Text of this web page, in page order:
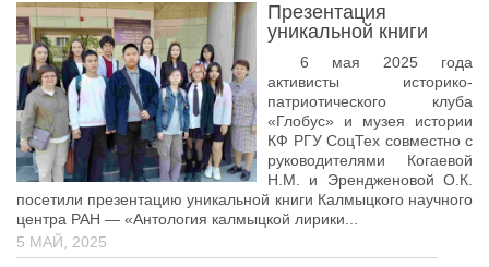
Презентация
уникальной книги
6 мая 2025 года
активисты историко-
патриотического клуба
«Глобус» и музея истории
КФ РГУ СоцТех совместно с
руководителями Когаевой
Н.М. и Эрендженовой О.К.
посетили презентацию уникальной книги Калмыцкого научного
центра РАН — «Антология калмыцкой лирики...
5 МАЙ, 2025